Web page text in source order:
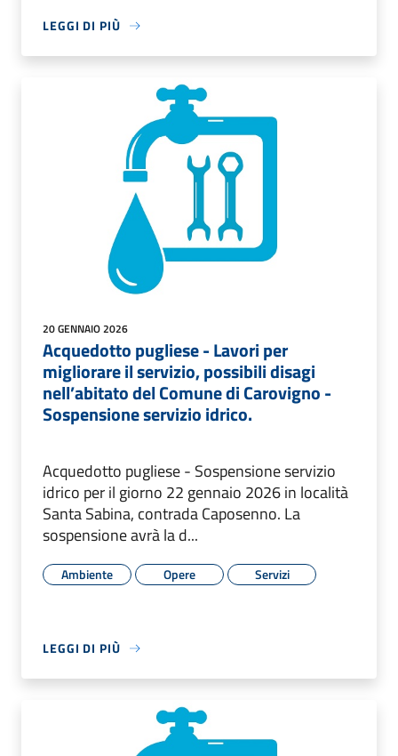
LEGGI DI PIÙ
20 GENNAIO 2026
Acquedotto pugliese - Lavori per
migliorare il servizio, possibili disagi
nell’abitato del Comune di Carovigno -
Sospensione servizio idrico.
Acquedotto pugliese - Sospensione servizio
idrico per il giorno 22 gennaio 2026 in località
Santa Sabina, contrada Caposenno. La
sospensione avrà la d...
Ambiente Opere Servizi
LEGGI DI PIÙ